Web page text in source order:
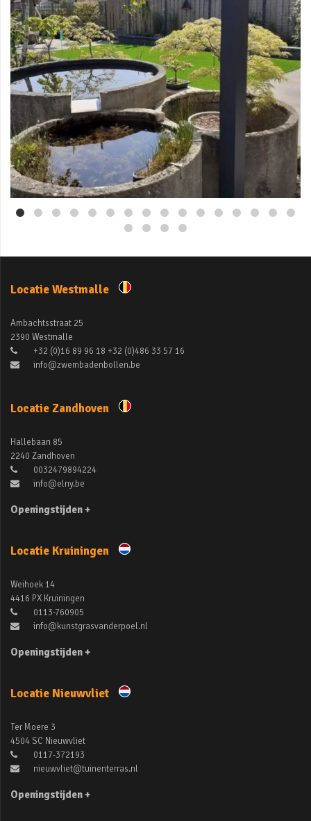
Mei 3
Locatie Westmalle
Ambachtsstraat 25
2390 Westmalle
+32 (0)16 89 96 18 +32 (0)486 33 57 16
info@zwembadenbollen.be
Locatie Zandhoven
Hallebaan 85
2240 Zandhoven
0032479894224
info@elny.be
Openingstijden +
Locatie Kruiningen
Weihoek 14
4416 PX Kruiningen
0113-760905
info@kunstgrasvanderpoel.nl
Openingstijden +
Locatie Nieuwvliet
Ter Moere 3
4504 SC Nieuwvliet
0117-372193
nieuwvliet@tuinenterras.nl
Openingstijden +